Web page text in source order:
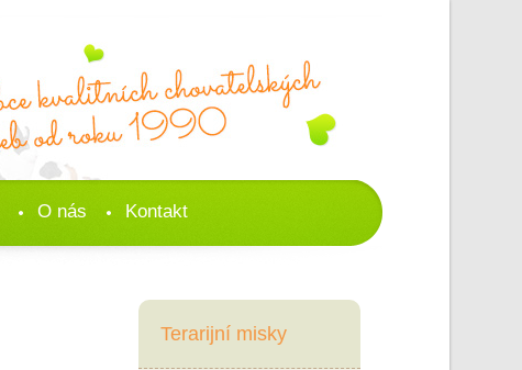
O nás Kontakt
Terarijní misky